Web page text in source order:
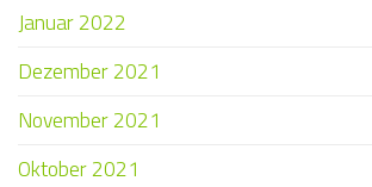
Januar 2022
Dezember 2021
November 2021
Oktober 2021